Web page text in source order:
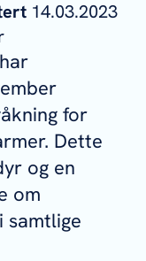
14.03.2023
for
Dette
og en
om
samtlige